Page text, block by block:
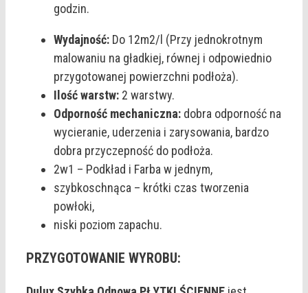
godzin.
Wydajność: Do 12m2/l (Przy jednokrotnym
malowaniu na gładkiej, równej i odpowiednio
przygotowanej powierzchni podłoża).
Ilość warstw: 2 warstwy.
Odporność mechaniczna: dobra odporność na
wycieranie, uderzenia i zarysowania, bardzo
dobra przyczepność do podłoża.
2w1 – Podkład i Farba w jednym,
szybkoschnąca – krótki czas tworzenia
powłoki,
niski poziom zapachu.
PRZYGOTOWANIE WYROBU: